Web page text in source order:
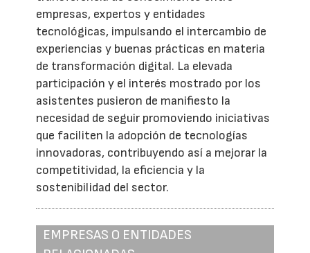
empresas, expertos y entidades
tecnológicas, impulsando el intercambio de
experiencias y buenas prácticas en materia
de transformación digital. La elevada
participación y el interés mostrado por los
asistentes pusieron de manifiesto la
necesidad de seguir promoviendo iniciativas
que faciliten la adopción de tecnologías
innovadoras, contribuyendo así a mejorar la
competitividad, la eficiencia y la
sostenibilidad del sector.
EMPRESAS O ENTIDADES